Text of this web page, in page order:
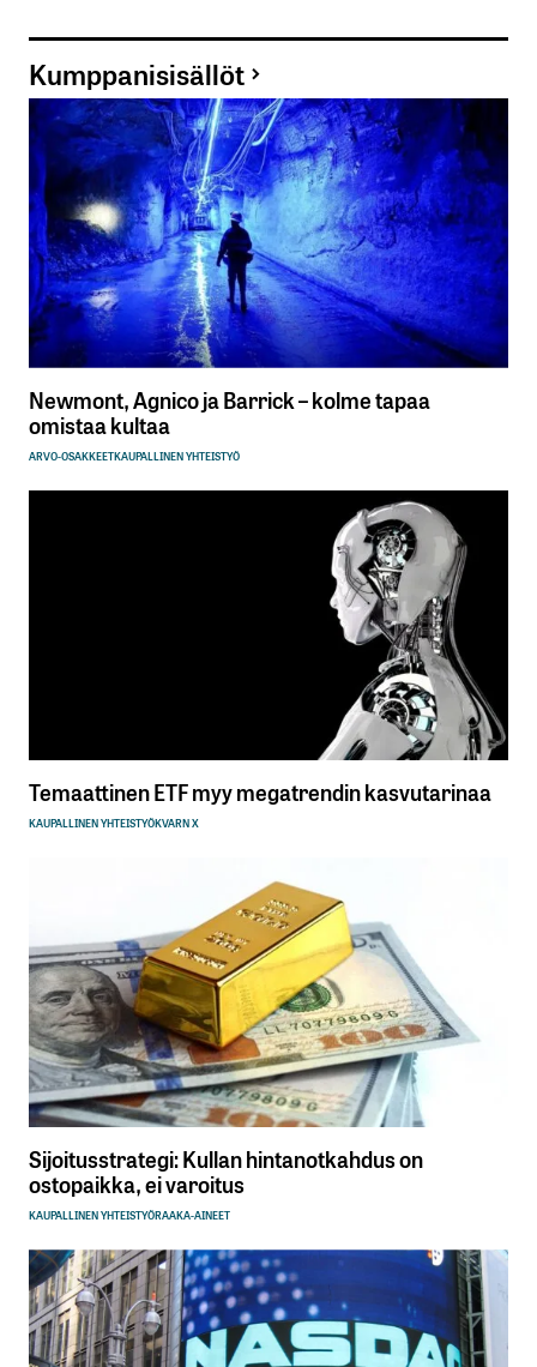
Kumppanisisällöt
Newmont, Agnico ja Barrick – kolme tapaa
omistaa kultaa
ARVO-OSAKKEETKAUPALLINEN YHTEISTYÖ
Temaattinen ETF myy megatrendin kasvutarinaa
KAUPALLINEN YHTEISTYÖKVARN X
Sijoitusstrategi: Kullan hintanotkahdus on
ostopaikka, ei varoitus
KAUPALLINEN YHTEISTYÖRAAKA-AINEET